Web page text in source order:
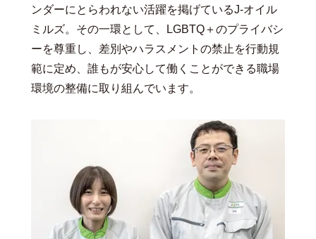
ンダーにとらわれない活躍を掲げているJ-オイル
ミルズ。その一環として、LGBTQ＋のプライバシ
ーを尊重し、差別やハラスメントの禁止を行動規
範に定め、誰もが安心して働くことができる職場
環境の整備に取り組んでいます。